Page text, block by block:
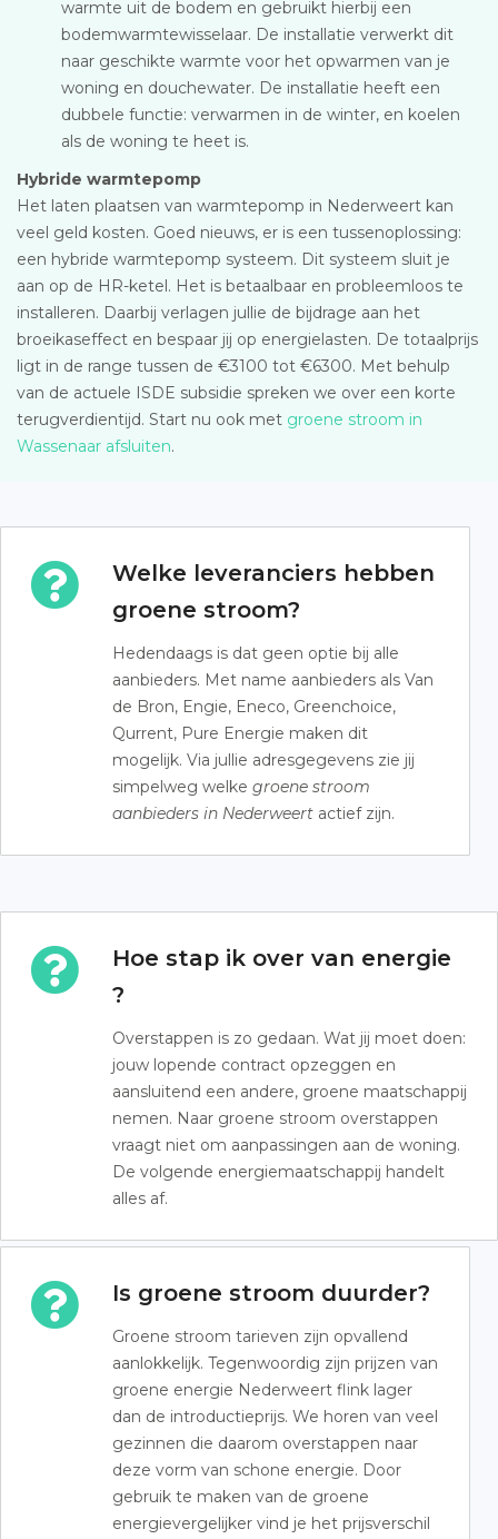
warmte uit de bodem en gebruikt hierbij een
bodemwarmtewisselaar. De installatie verwerkt dit
naar geschikte warmte voor het opwarmen van je
woning en douchewater. De installatie heeft een
dubbele functie: verwarmen in de winter, en koelen
als de woning te heet is.
Hybride warmtepomp
Het laten plaatsen van warmtepomp in Nederweert kan
veel geld kosten. Goed nieuws, er is een tussenoplossing:
een hybride warmtepomp systeem. Dit systeem sluit je
aan op de HR-ketel. Het is betaalbaar en probleemloos te
installeren. Daarbij verlagen jullie de bijdrage aan het
broeikaseffect en bespaar jij op energielasten. De totaalprijs
ligt in de range tussen de €3100 tot €6300. Met behulp
van de actuele ISDE subsidie spreken we over een korte
terugverdientijd. Start nu ook met groene stroom in
Wassenaar afsluiten.
Welke leveranciers hebben
groene stroom?
Hedendaags is dat geen optie bij alle
aanbieders. Met name aanbieders als Van
de Bron, Engie, Eneco, Greenchoice,
Qurrent, Pure Energie maken dit
mogelijk. Via jullie adresgegevens zie jij
simpelweg welke groene stroom
aanbieders in Nederweert actief zijn.
Hoe stap ik over van energie
?
Overstappen is zo gedaan. Wat jij moet doen:
jouw lopende contract opzeggen en
aansluitend een andere, groene maatschappij
nemen. Naar groene stroom overstappen
vraagt niet om aanpassingen aan de woning.
De volgende energiemaatschappij handelt
alles af.
Is groene stroom duurder?
Groene stroom tarieven zijn opvallend
aanlokkelijk. Tegenwoordig zijn prijzen van
groene energie Nederweert flink lager
dan de introductieprijs. We horen van veel
gezinnen die daarom overstappen naar
deze vorm van schone energie. Door
gebruik te maken van de groene
energievergelijker vind je het prijsverschil